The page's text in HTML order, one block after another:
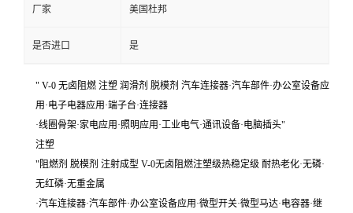
厂家 美国杜邦
是否进口 是
" V-0 无卤阻燃 注塑 润滑剂 脱模剂 汽车连接器·汽车部件·办公室设备应
用·电子电器应用·端子台·连接器
·线圈骨架·家电应用·照明应用·工业电气·通讯设备·电脑插头"
注塑
"阻燃剂 脱模剂 注射成型 V-0无卤阻燃注塑级热稳定级 耐热老化·无磷·
无红磷·无重金属
·汽车连接器·汽车部件·办公室设备应用·微型开关·微型马达·电容器·继